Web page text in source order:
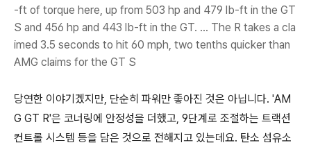
-ft of torque here, up from 503 hp and 479 lb-ft in the GT
S and 456 hp and 443 lb-ft in the GT. ... The R takes a cla
imed 3.5 seconds to hit 60 mph, two tenths quicker than
AMG claims for the GT S
당연한 이야기겠지만, 단순히 파워만 좋아진 것은 아닙니다. 'AM
G GT R'은 코너링에 안정성을 더했고, 9단계로 조절하는 트랙션
컨트롤 시스템 등을 담은 것으로 전해지고 있는데요. 탄소 섬유소